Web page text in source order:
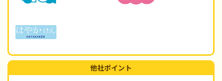
他社ポイント